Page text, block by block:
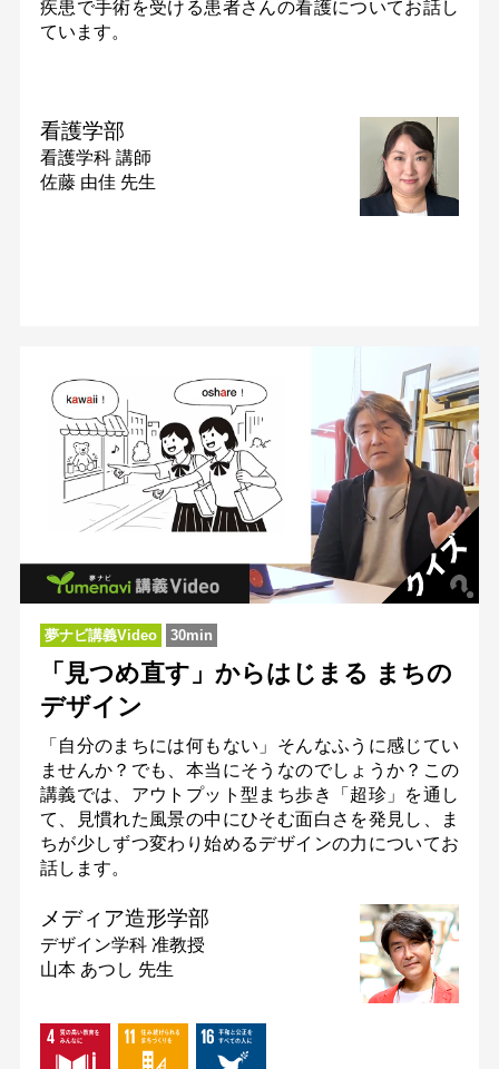
疾患で手術を受ける患者さんの看護についてお話し
ています。
看護学部
看護学科 講師
佐藤 由佳 先生
夢ナビ講義Video 30min
「見つめ直す」からはじまる まちの
デザイン
「自分のまちには何もない」そんなふうに感じてい
ませんか？でも、本当にそうなのでしょうか？この
講義では、アウトプット型まち歩き「超珍」を通し
て、見慣れた風景の中にひそむ面白さを発見し、ま
ちが少しずつ変わり始めるデザインの力についてお
話します。
メディア造形学部
デザイン学科 准教授
山本 あつし 先生